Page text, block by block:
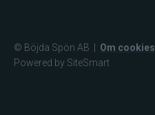
Yum
© Böjda Spön AB Om cookies
Powered by SiteSmart